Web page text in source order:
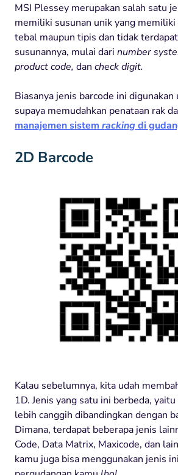
MSI Plessey merupakan salah satu
memiliki susunan unik yang memiliki
tebal maupun tipis dan tidak
susunannya, mulai dari number
product code, dan check digit.
Biasanya jenis barcode ini
supaya memudahkan penataan rak
manajemen sistem rackingdi
2D Barcode
Kalau sebelumnya, kita udah
1D. Jenis yang satu ini berbeda,
lebih canggih dibandingkan dengan
Dimana, terdapat beberapa jenis
Code, Data Matrix, Maxicode, dan
kamu juga bisa menggunakan jenis